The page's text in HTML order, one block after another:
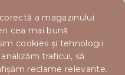
a magazinului
cea mai bună
cookies și tehnologii
traficul, să
reclame relevante.